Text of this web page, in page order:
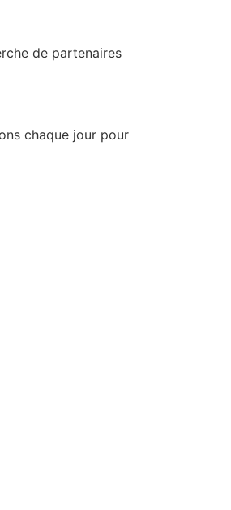
de partenaires
chaque jour pour